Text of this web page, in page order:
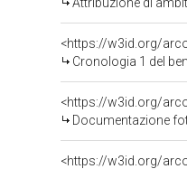
<https://w3id.org/
Cronologia 1 del
Documentazione